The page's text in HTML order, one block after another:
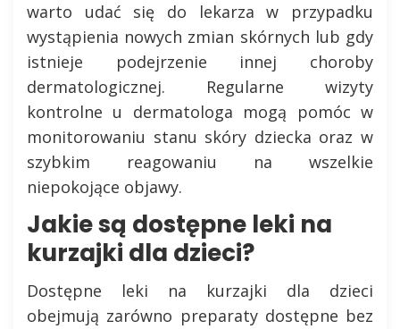
warto udać się do lekarza w przypadku
wystąpienia nowych zmian skórnych lub gdy
istnieje podejrzenie innej choroby
dermatologicznej. Regularne wizyty
kontrolne u dermatologa mogą pomóc w
monitorowaniu stanu skóry dziecka oraz w
szybkim reagowaniu na wszelkie
niepokojące objawy.
Jakie są dostępne leki na
kurzajki dla dzieci?
Dostępne leki na kurzajki dla dzieci
obejmują zarówno preparaty dostępne bez